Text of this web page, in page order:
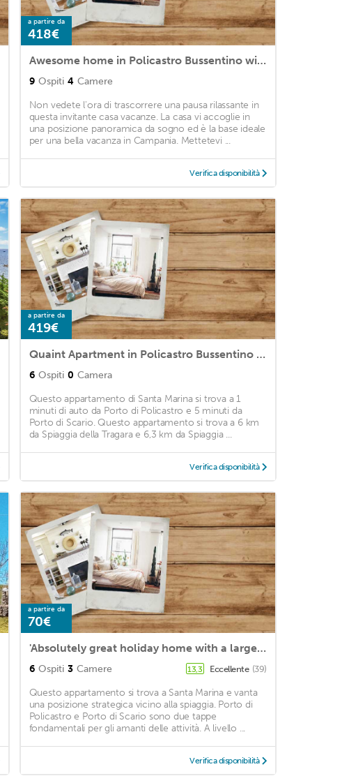
a partire da
418€
Awesome home in Policastro Bussentino with 4 Bedrooms
9 Ospiti 4 Camere
Non vedete l'ora di trascorrere una pausa rilassante in
questa invitante casa vacanze. La casa vi accoglie in
una posizione panoramica da sogno ed è la base ideale
per una bella vacanza in Campania. Mettetevi ...
Verifica disponibilità
a partire da
419€
Quaint Apartment in Policastro Bussentino near Sea
6 Ospiti 0 Camera
Questo appartamento di Santa Marina si trova a 1
minuti di auto da Porto di Policastro e 5 minuti da
Porto di Scario. Questo appartamento si trova a 6 km
da Spiaggia della Tragara e 6,3 km da Spiaggia ...
Verifica disponibilità
a partire da
70€
'Absolutely great holiday home with a large garden near the beach'
6 Ospiti 3 Camere 13,3 Eccellente (39)
Questo appartamento si trova a Santa Marina e vanta
una posizione strategica vicino alla spiaggia. Porto di
Policastro e Porto di Scario sono due tappe
fondamentali per gli amanti delle attività. A livello ...
Verifica disponibilità